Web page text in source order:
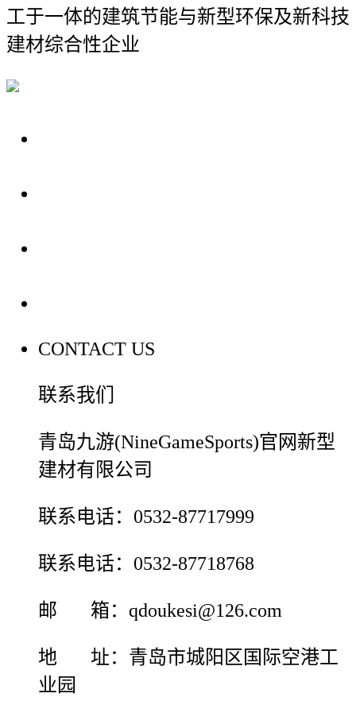
工于一体的建筑节能与新型环保及新科技
建材综合性企业
CONTACT US
联系我们
青岛九游(NineGameSports)官网新型
建材有限公司
联系电话：0532-87717999
联系电话：0532-87718768
邮 箱：qdoukesi@126.com
地 址：青岛市城阳区国际空港工
业园